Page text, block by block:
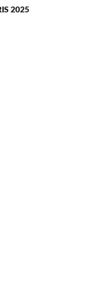
2025